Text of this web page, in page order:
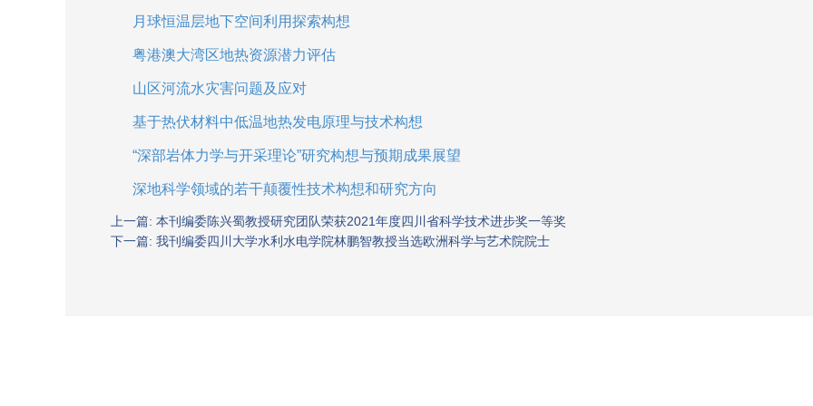
月球恒温层地下空间利用探索构想
粤港澳大湾区地热资源潜力评估
山区河流水灾害问题及应对
基于热伏材料中低温地热发电原理与技术构想
“深部岩体力学与开采理论”研究构想与预期成果展望
深地科学领域的若干颠覆性技术构想和研究方向
上一篇: 本刊编委陈兴蜀教授研究团队荣获2021年度四川省科学技术进步奖一等奖
下一篇: 我刊编委四川大学水利水电学院林鹏智教授当选欧洲科学与艺术院院士